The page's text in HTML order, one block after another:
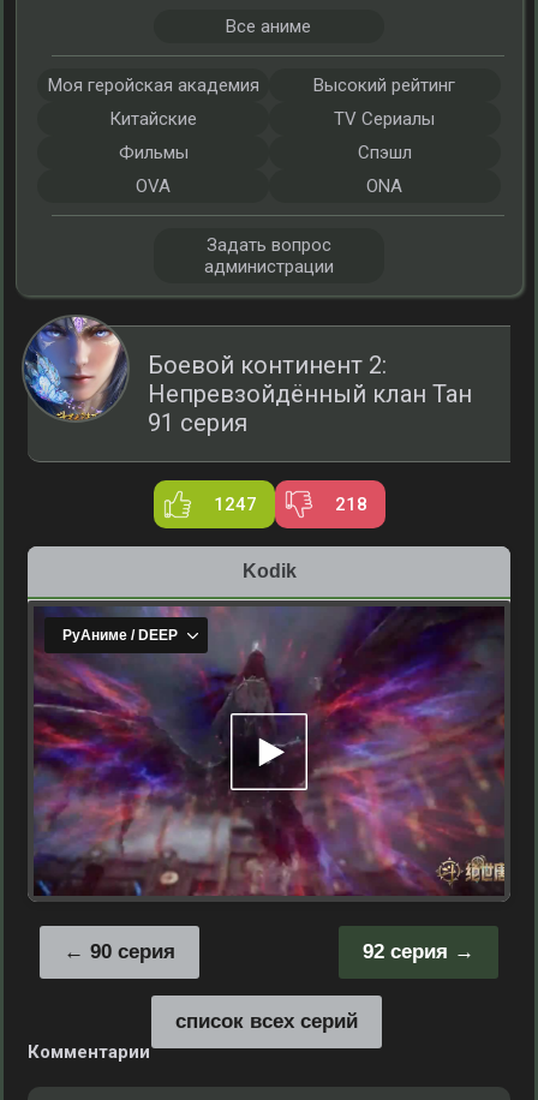
Боевой континент 2:
Непревзойдённый клан Тан
91 серия
1247 218
Kodik
92 серия
90 серия
список всех серий
Комментарии
Все аниме
Моя геройская академия
Высокий рейтинг
Китайские
TV Сериалы
Фильмы
Спэшл
OVA
ONA
Задать вопрос
администрации